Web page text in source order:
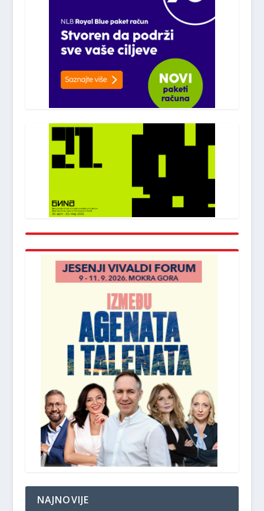
NAJNOVIJE